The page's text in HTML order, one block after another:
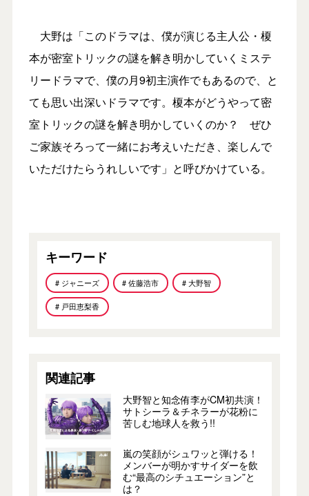
大野は「このドラマは、僕が演じる主人公・榎
本が密室トリックの謎を解き明かしていくミステ
リードラマで、僕の月9初主演作でもあるので、と
ても思い出深いドラマです。榎本がどうやって密
室トリックの謎を解き明かしていくのか？ ぜひ
ご家族そろって一緒にお考えいただき、楽しんで
いただけたらうれしいです」と呼びかけている。
キーワード
# ジャニーズ # 佐藤浩市 # 大野智
# 戸田恵梨香
関連記事
大野智と知念侑李がCM初共演！
サトシーラ＆チネラーが花粉に
苦しむ地球人を救う!!
嵐の笑顔がシュワッと弾ける！
メンバーが明かすサイダーを飲
む“最高のシチュエーション”と
は？